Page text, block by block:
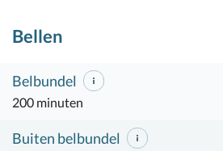
Bellen
Belbundel
200 minuten
Buiten belbundel